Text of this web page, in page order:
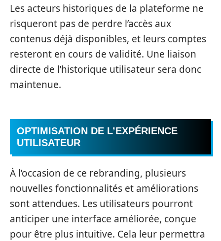
Les acteurs historiques de la plateforme ne
risqueront pas de perdre l’accès aux
contenus déjà disponibles, et leurs comptes
resteront en cours de validité. Une liaison
directe de l’historique utilisateur sera donc
maintenue.
OPTIMISATION DE L’EXPÉRIENCE
UTILISATEUR
À l’occasion de ce rebranding, plusieurs
nouvelles fonctionnalités et améliorations
sont attendues. Les utilisateurs pourront
anticiper une interface améliorée, conçue
pour être plus intuitive. Cela leur permettra